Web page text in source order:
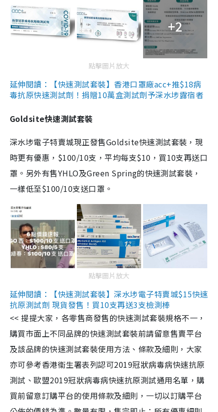
+2
點擊圖片放大
延伸閱讀：【快速測試套裝】香港口罩廠acc+推$18病
毒抗原快速測試劑！捐贈10萬盒測試劑予深水埗露宿者
Goldsite快速測試套裝
深水埗電子特賣城現正發售Goldsite快速測試套裝，現
時更有優惠，$100/10支，平均每支$10，買10支再送口
罩。另外有售YHLO及Green Spring的快速測試套裝，
一樣低至$100/10支送口罩。
點擊圖片放大
延伸閱讀：【快速測試套裝】深水埗電子特賣城$15快速
抗原測試劑 現貨發售！買10支再送3支檢測棒
<< 提提大家，各零售商發售的快速測試套裝規格不一，
購買市面上不同品牌的快速測試套裝前請留意售賣平台
及該品牌的快速測試套裝使用方法、條款及細則，大家
亦可參考香港衞生署表列認可2019冠狀病毒病快速抗原
測試、歐盟2019冠狀病毒病快速抗原測試通用名單，購
買前留意訂購平台的使用條款及細則，一切以訂購平台